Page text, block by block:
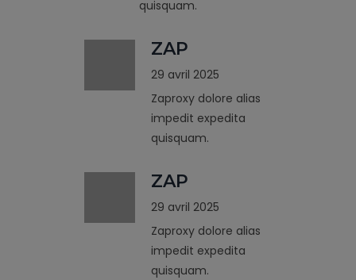
quisquam.
ZAP
29 avril 2025
Zaproxy dolore alias
impedit expedita
quisquam.
ZAP
29 avril 2025
Zaproxy dolore alias
impedit expedita
quisquam.